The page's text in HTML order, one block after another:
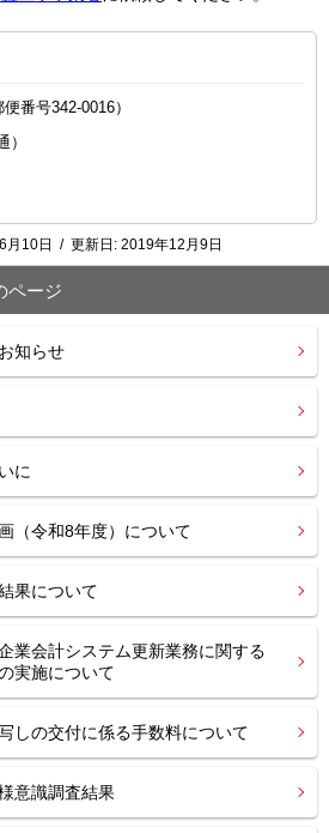
番号342-0016）
）
月10日 / 更新日: 2019年12月9日
ページ
知らせ
に
（令和8年度）について
果について
業会計システム更新業務に関する
実施について
しの交付に係る手数料について
意識調査結果